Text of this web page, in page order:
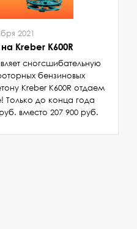
2021
Kreber K600R
сногсшибательную
бензиновых
Kreber K600R отдаем
Только до конца года
вместо 207 900 руб.